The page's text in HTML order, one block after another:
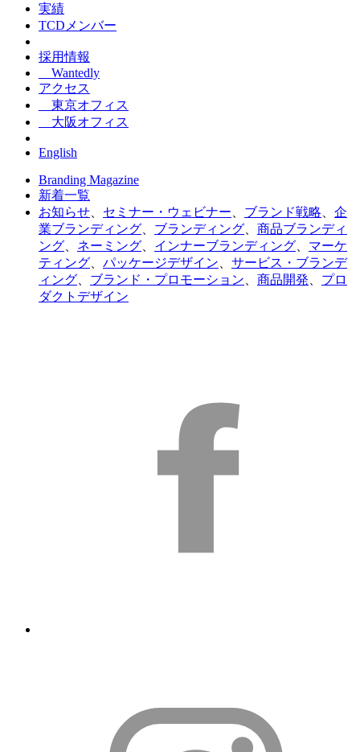
実績
TCDメンバー
採用情報
Wantedly
アクセス
東京オフィス
大阪オフィス
English
Branding Magazine
新着一覧
お知らせ
セミナー・ウェビナー ブランド戦略
企
業ブランディング
ブランディング
商品ブランディ
ング
ネーミング インナーブランディング
マーケ
ティング
パッケージデザイン
サービス・ブランデ
ィング
ブランド・プロモーション 商品開発
プロ
ダクトデザイン